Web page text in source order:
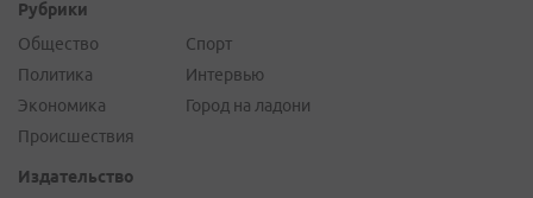
Рубрики
Общество
Политика
Экономика
Происшествия
Спорт
Интервью
Город на ладони
Издательство